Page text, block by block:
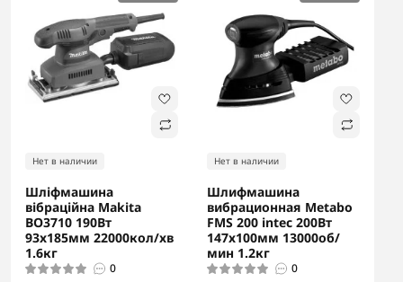
Нет в наличии
Шліфмашина
вібраційна Makita
BO3710 190Вт
93x185мм 22000кол/хв
1.6кг
0
Нет в наличии
Шлифмашина
вибрационная Metabo
FMS 200 intec 200Вт
147х100мм 13000об/
мин 1.2кг
0